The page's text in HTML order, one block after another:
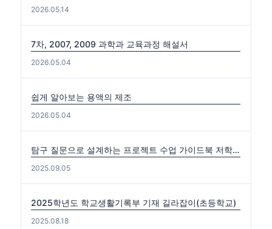
2026.05.14
7차, 2007, 2009 과학과 교육과정 해설서
2026.05.04
쉽게 알아보는 용액의 제조
2026.05.04
탐구 질문으로 설계하는 프로젝트 수업 가이드북 저학년편. 중·고학년편
2025.09.05
2025학년도 학교생활기록부 기재 길라잡이(초등학교)
2025.08.18